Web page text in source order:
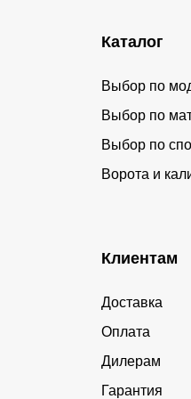
Каталог
Выбор по
Выбор по
Выбор по
Ворота и
Клиентам
Доставка
Оплата
Дилерам
Гарантия